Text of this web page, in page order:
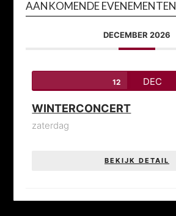
AANKOMENDE EVENEMENTEN
DECEMBER 2026
12 DEC
WINTERCONCERT
zaterdag
BEKIJK DETAIL